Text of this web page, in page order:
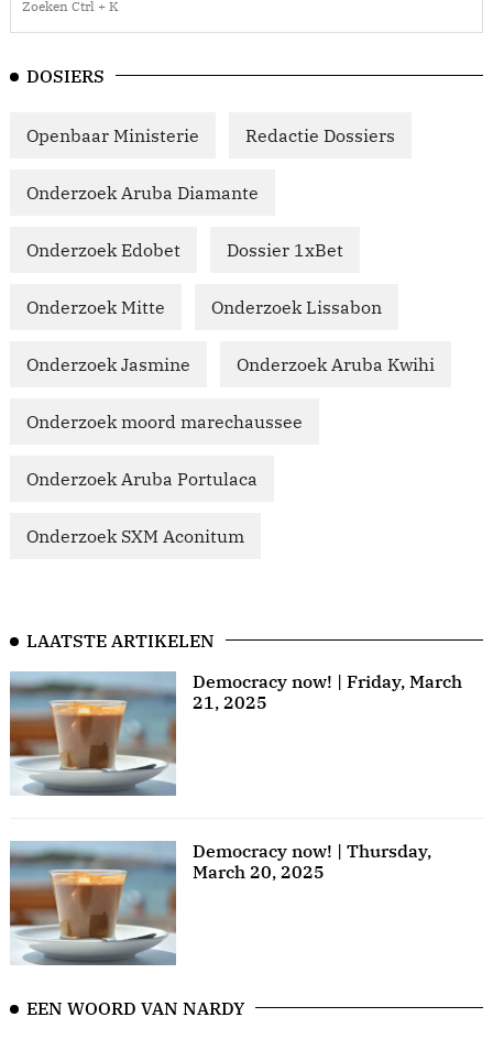
DOSIERS
Openbaar Ministerie Redactie Dossiers
Onderzoek Aruba Diamante
Onderzoek Edobet Dossier 1xBet
Onderzoek Mitte Onderzoek Lissabon
Onderzoek Jasmine Onderzoek Aruba Kwihi
Onderzoek moord marechaussee
Onderzoek Aruba Portulaca
Onderzoek SXM Aconitum
LAATSTE ARTIKELEN
Democracy now! | Friday, March
21, 2025
Democracy now! | Thursday,
March 20, 2025
EEN WOORD VAN NARDY